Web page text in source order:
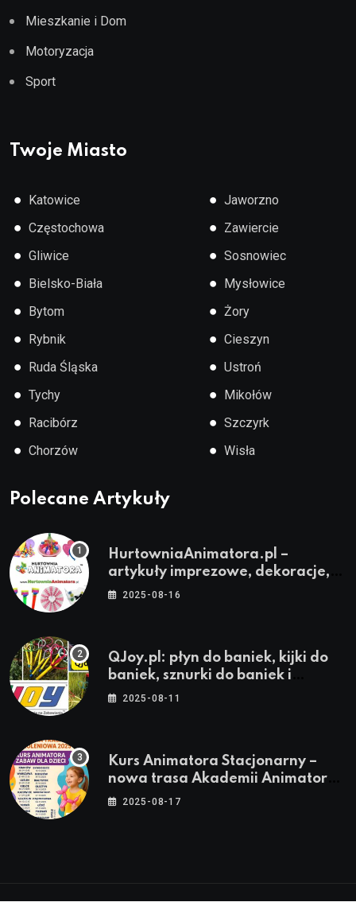
Mieszkanie i Dom
Motoryzacja
Sport
Twoje Miasto
● Katowice
● Częstochowa
● Gliwice
● Bielsko-Biała
● Bytom
● Rybnik
● Ruda Śląska
● Tychy
● Racibórz
● Chorzów
● Jaworzno
● Zawiercie
● Sosnowiec
● Mysłowice
● Żory
● Cieszyn
● Ustroń
● Mikołów
● Szczyrk
● Wisła
Polecane Artykuły
HurtowniaAnimatora.pl –
artykuły imprezowe, dekoracje,
stroje i akcesoria dla animatorów
2025-08-16
QJoy.pl: płyn do baniek, kijki do
baniek, sznurki do baniek i
zestawy do baniek
2025-08-11
Kurs Animatora Stacjonarny –
nowa trasa Akademii Animatora
– jesień 2025
2025-08-17